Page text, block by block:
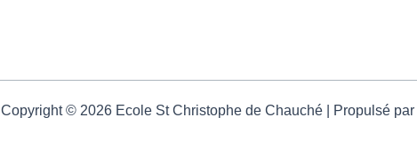
Copyright © 2026 Ecole St Christophe de Chauché | Propulsé par